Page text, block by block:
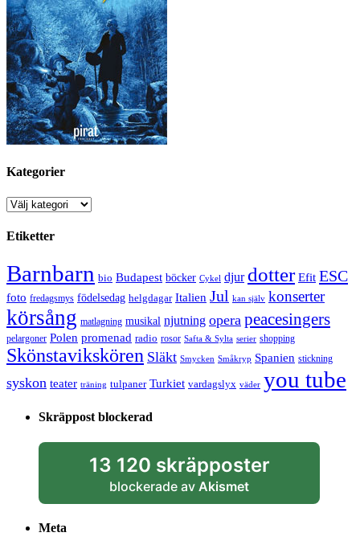
Kategorier
Kategorier
Etiketter
Barnbarn bio Budapest böcker Cykel djur dotter Efit ESC
foto fredagsmys födelsedag helgdagar Italien Jul kan själv konserter
körsång matlagning musikal njutning opera peacesingers
pelargoner Polen promenad radio rosor Safta & Sylta serier shopping
Skönstavikskören Släkt Smycken Småkryp Spanien stickning
syskon teater träning tulpaner Turkiet vardagslyx väder you tube
Skräppost blockerad
13 120 skräpposter
blockerade av Akismet
Meta